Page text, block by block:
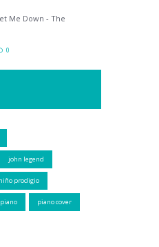
Me Down - The
0
john legend
niño prodigio
piano piano cover